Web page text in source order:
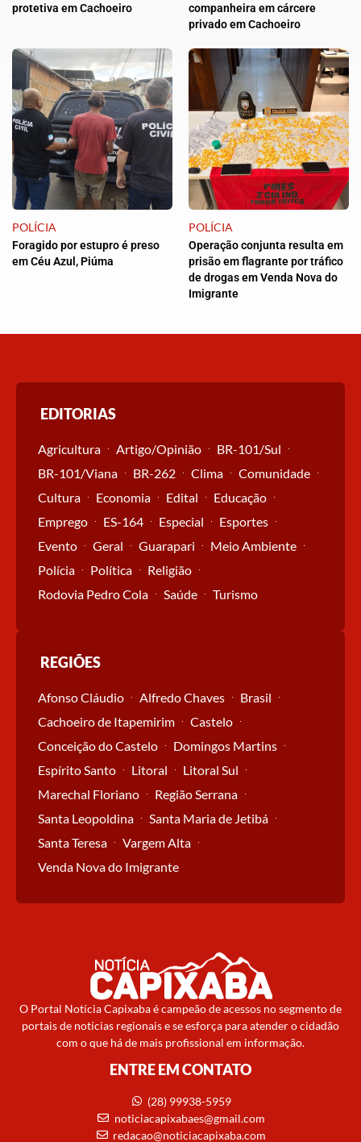
protetiva em Cachoeiro
companheira em cárcere
privado em Cachoeiro
POLÍCIA
Foragido por estupro é preso
em Céu Azul, Piúma
POLÍCIA
Operação conjunta resulta em
prisão em flagrante por tráfico
de drogas em Venda Nova do
Imigrante
EDITORIAS
Agricultura Artigo/Opinião
BR-101/Sul
BR-101/Viana
BR-262 Clima
Comunidade
Cultura
Economia Edital
Educação
Emprego
ES-164 Especial
Esportes
Evento
Geral Guarapari
Meio Ambiente
Polícia
Política
Religião
Rodovia Pedro Cola
Saúde Turismo
REGIÕES
Afonso Cláudio Alfredo Chaves
Brasil
Cachoeiro de Itapemirim
Castelo
Conceição do Castelo
Domingos Martins
Espírito Santo
Litoral
Litoral Sul
Marechal Floriano
Região Serrana
Santa Leopoldina
Santa Maria de Jetibá
Santa Teresa
Vargem Alta
Venda Nova do Imigrante
O Portal Notícia Capixaba é campeão de acessos no segmento de
portais de notícias regionais e se esforça para atender o cidadão
com o que há de mais profissional em informação.
ENTRE EM CONTATO
(28) 99938-5959
noticiacapixabaes@gmail.com
redacao@noticiacapixaba.com